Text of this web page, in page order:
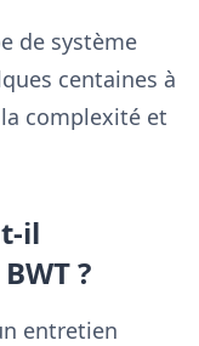
de système
centaines à
complexité et
il
?
entretien